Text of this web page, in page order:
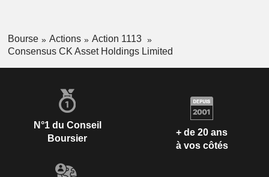
Bourse Actions
Action 1113
Consensus CK Asset Holdings Limited
N°1 du Conseil
Boursier
+ de 20 ans
à vos côtés